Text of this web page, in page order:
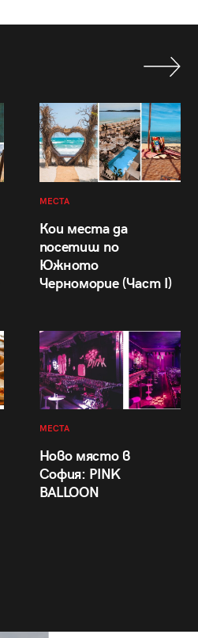
МЕСТА
Кои места да
посетиш по
Южното
Черноморие (Част I)
МЕСТА
Ново място в
София: PINK
BALLOON